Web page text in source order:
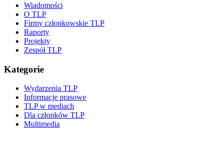
Wiadomości
O TLP
Firmy członkowskie TLP
Raporty
Projekty
Zespół TLP
Kategorie
Wydarzenia TLP
Informacje prasowe
TLP w mediach
Dla członków TLP
Multimedia